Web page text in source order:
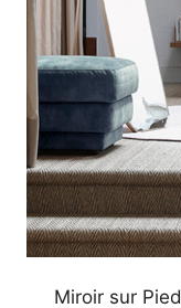
Miroir sur